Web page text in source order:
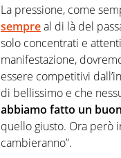
La pressione, come
sempreal di là del
solo concentrati e
manifestazione,
essere competitivi
di bellissimo e che
abbiamo fatto un
quello giusto. Ora però
cambieranno”.